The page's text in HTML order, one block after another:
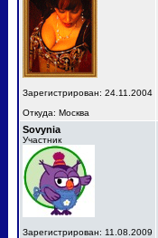
Зарегистрирован: 24.11.2004
Откуда: Москва
Sovynia
Участник
Зарегистрирован: 11.08.2009